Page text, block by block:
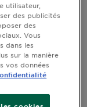
déjà eu
évident de
points noirs.
utilisateur,
des publicités
des
Vous
dans les
sur la manière
vos données